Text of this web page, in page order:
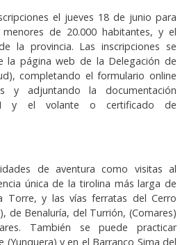
el jueves 18 de junio para
de 20.000 habitantes, y el
la provincia. Las inscripciones se
la página web de la Delegación de
completando el formulario online
y adjuntando la documentación
y el volante o certificado de
de aventura como visitas al
única de la tirolina más larga de
Torre, y las vías ferratas del Cerro
de Benaluría, del Turrión, (Comares)
También se puede practicar
(Yunquera) y en el Barranco Sima del